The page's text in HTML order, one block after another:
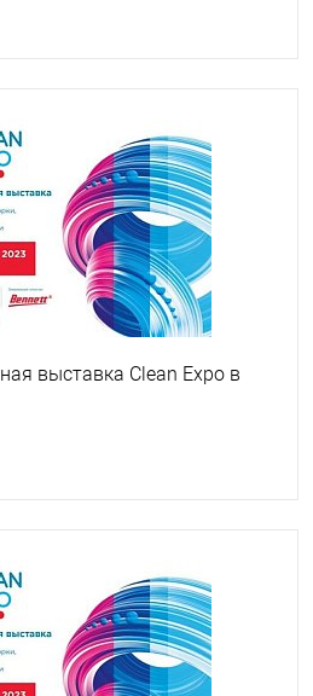
выставка Clean Expo в